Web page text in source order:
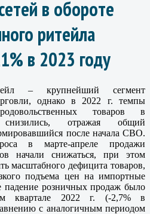
в обороте
ритейла
в 2023 году
– крупнейший сегмент
однако в 2022 г. темпы
товаров в
отражая общий
после начала СВО.
в марте-апреле продажи
начали снижаться, при этом
масштабного дефицита товаров,
подъема цен на импортные
падение розничных продаж было
квартале 2022 г. (-2,7% в
с аналогичным периодом